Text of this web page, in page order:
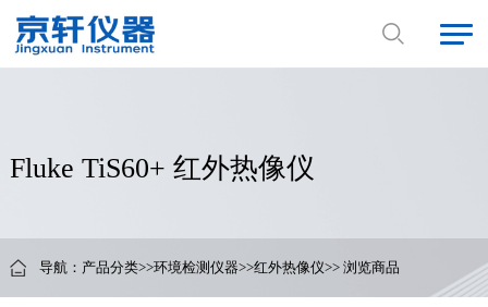
Fluke TiS60+ 红外热像仪
导航： 产品分类>>环境检测仪器>>红外热像仪>> 浏览商品